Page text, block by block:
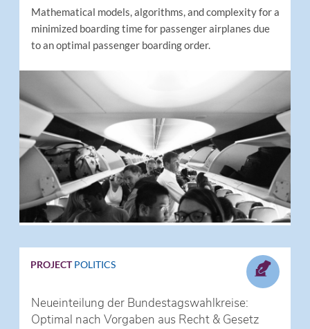
Mathematical models, algorithms, and complexity for a
minimized boarding time for passenger airplanes due
to an optimal passenger boarding order.
PROJECT POLITICS
Neueinteilung der Bundestagswahlkreise:
Optimal nach Vorgaben aus Recht & Gesetz